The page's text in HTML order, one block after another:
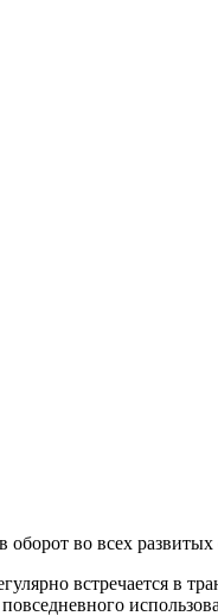
во всех развитых
встречается в